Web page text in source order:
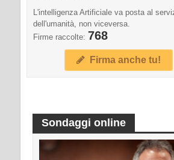
L'intelligenza Artificiale va posta al
dell'umanità, non viceversa.
Firme raccolte: 768
Firma anche tu!
Sondaggi online